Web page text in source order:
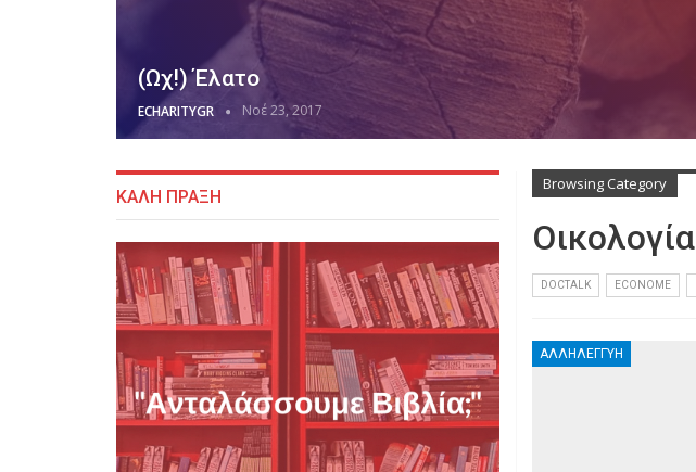
(Ωχ!) Έλατο
ECHARITYGR Νοέ 23, 2017
Browsing Category
Οικολογία
DOCTALK ECONOME
ΑΛΛΗΛΕΓΓΎΗ
ΚΑΛΗ ΠΡΑΞΗ